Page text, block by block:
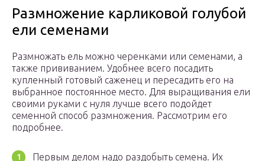
Размножение карликовой голубой
ели семенами
Размножать ель можно черенками или семенами, а
также прививанием. Удобнее всего посадить
купленный готовый саженец и пересадить его на
выбранное постоянное место. Для выращивания ели
своими руками с нуля лучше всего подойдет
семенной способ размножения. Рассмотрим его
подробнее.
Первым делом надо раздобыть семена. Их